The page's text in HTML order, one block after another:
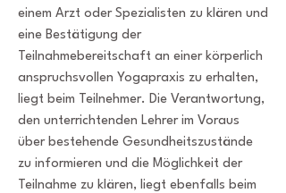
einem Arzt oder Spezialisten zu klären und
eine Bestätigung der
Teilnahmebereitschaft an einer körperlich
anspruchsvollen Yogapraxis zu erhalten,
liegt beim Teilnehmer. Die Verantwortung,
den unterrichtenden Lehrer im Voraus
über bestehende Gesundheitszustände
zu informieren und die Möglichkeit der
Teilnahme zu klären, liegt ebenfalls beim